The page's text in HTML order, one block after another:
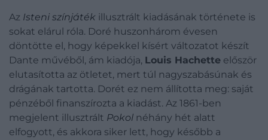
Az Isteni színjáték illusztrált kiadásának története is
sokat elárul róla. Doré huszonhárom évesen
döntötte el, hogy képekkel kísért változatot készít
Dante művéből, ám kiadója, Louis Hachette először
elutasította az ötletet, mert túl nagyszabásúnak és
drágának tartotta. Dorét ez nem állította meg: saját
pénzéből finanszírozta a kiadást. Az 1861-ben
megjelent illusztrált Pokol néhány hét alatt
elfogyott, és akkora siker lett, hogy később a